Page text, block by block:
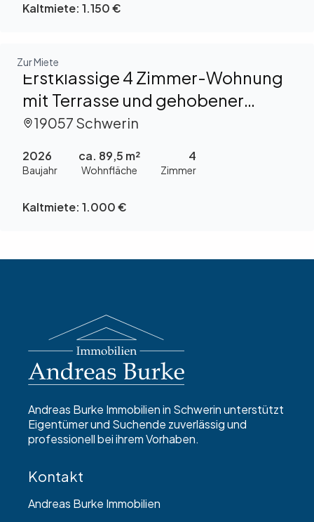
Kaltmiete: 1.150 €
Zur Miete
Erstklassige 4 Zimmer-Wohnung
mit Terrasse und gehobener
Ausstattung zu mieten!
19057 Schwerin
2026
Baujahr
ca. 89,5 m²
Wohnfläche
4
Zimmer
Kaltmiete: 1.000 €
Kontakt
Andreas Burke Immobilien
Andreas Burke Immobilien in Schwerin unterstützt
Eigentümer und Suchende zuverlässig und
professionell bei ihrem Vorhaben.